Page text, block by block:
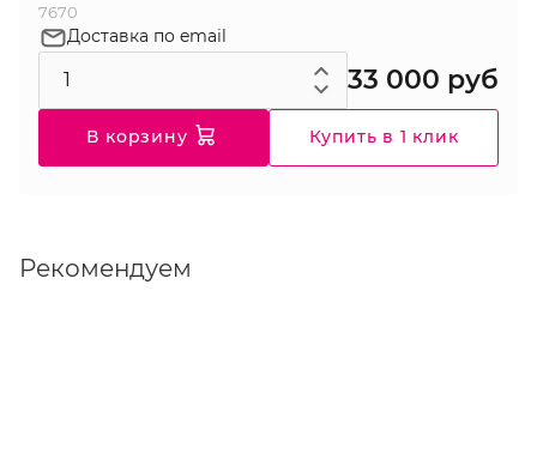
7670
Доставка по email
33 000 руб
В корзину Купить в 1 клик
Рекомендуем